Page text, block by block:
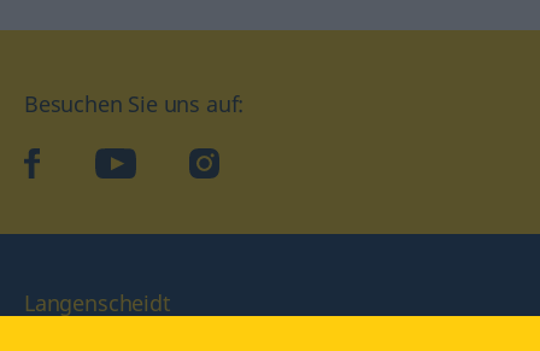
Besuchen Sie uns auf:
facebook YouTube Instagram
Langenscheidt